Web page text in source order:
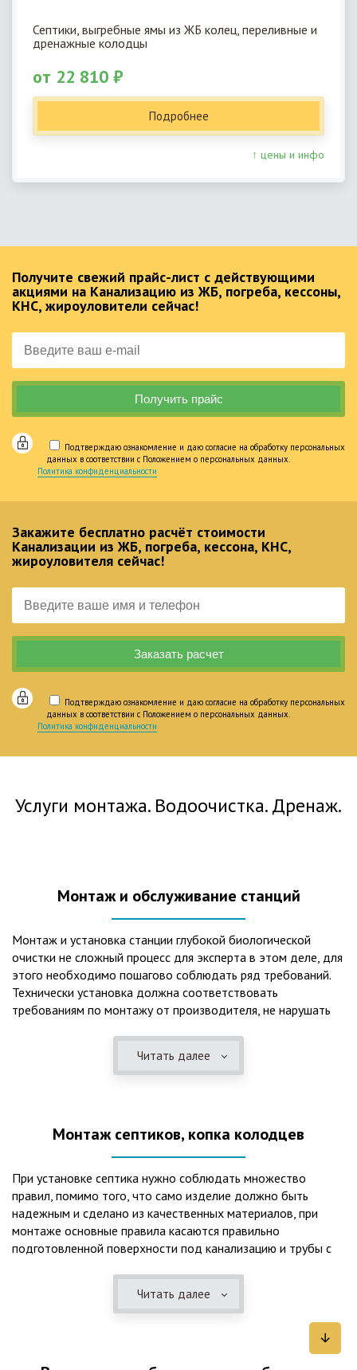
Септики, выгребные ямы из ЖБ колец, переливные и
дренажные колодцы
от 22 810 ₽
Подробнее
↑ цены и инфо
Получите свежий прайс-лист с действующими
акциями на Канализацию из ЖБ, погреба, кессоны,
КНС, жироуловители сейчас!
Подтверждаю ознакомление и даю согласие на обработку персональных
данных в соответствии с Положением о персональных данных.
Политика конфиденциальности
Закажите бесплатно расчёт стоимости
Канализации из ЖБ, погреба, кессона, КНС,
жироуловителя сейчас!
Подтверждаю ознакомление и даю согласие на обработку персональных
данных в соответствии с Положением о персональных данных.
Политика конфиденциальности
Услуги монтажа. Водоочистка. Дренаж.
Монтаж и обслуживание станций
Монтаж и установка станции глубокой биологической
очистки не сложный процесс для эксперта в этом деле, для
этого необходимо пошагово соблюдать ряд требований.
Технически установка должна соответствовать
требованиям по монтажу от производителя, не нарушать
представления о требованиях ПУЭ, ведь не качественный
монтаж может привезти не только к выходу из строя
вод – самый эффективный способ из всех существующих
оборудования вода может применяться для хозяйственных
нужд и полива огорода, а остатки ила при чистке могут
стать эффективным удобрением. Нет необходимости
тратить средства на ассенизаторскую машину. Системы
монтируются при минимуме земляных работ, без грязи и
заезда крупной техники, даже при очень высоком уровне
грунтовых вод. Служат до 50 и более лет при уникальной
необходимо удалять ил, самостоятельно или с помощью
Читать далее
Монтаж септиков, копка колодцев
При установке септика нужно соблюдать множество
правил, помимо того, что само изделие должно быть
надежным и сделано из качественных материалов, при
монтаже основные правила касаются правильно
подготовленной поверхности под канализацию и трубы с
Мы установим Вам емкости для фильтрации и отстаивания
сточных вод по технологиям, не приводящим к загрязнению
Читать далее